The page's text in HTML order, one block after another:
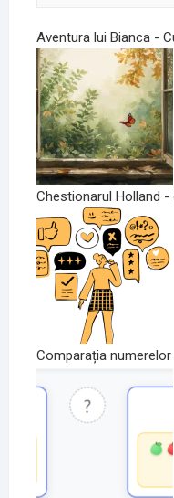
Aventura lui Bianca -
Chestionarul Holland
Comparația numerelor